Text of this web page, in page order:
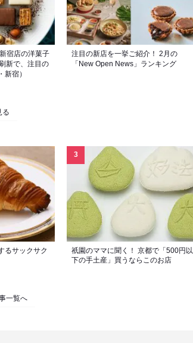
宿店の洋菓子
新で、注目の
新宿）
注目の新店を一挙ご紹介！ 2月の
「New Open News」ランキング
る
るサックサク
祇園のママに聞く！ 京都で「500円以
下の手土産」買うならこのお店
一覧へ